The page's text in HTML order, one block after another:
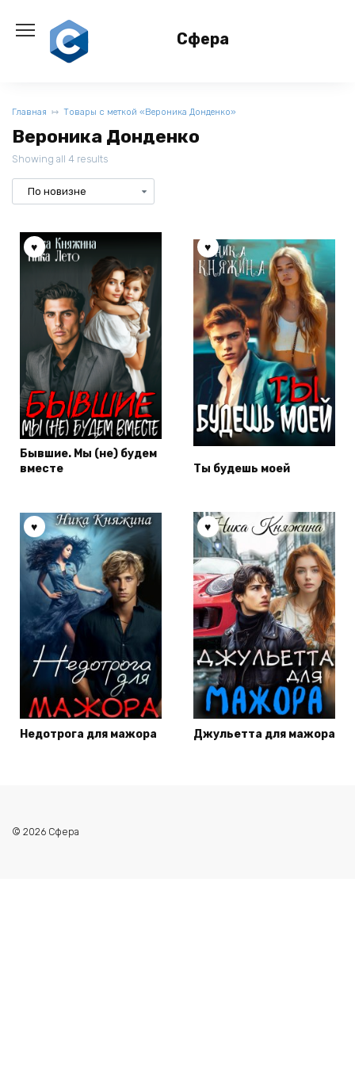
содержанию
Сфера
Главная Товары с меткой «Вероника Донденко»
Вероника Донденко
Showing all 4 results
Бывшие. Мы (не) будем
вместе
Ты будешь моей
Недотрога для мажора Джульетта для мажора
© 2026 Сфера